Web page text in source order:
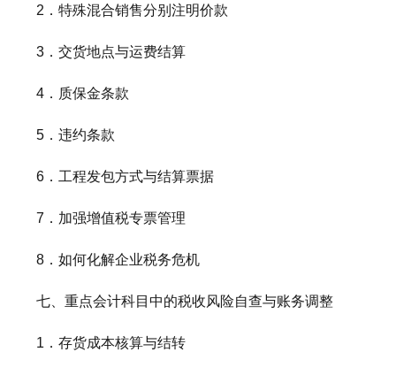
2．特殊混合销售分别注明价款
3．交货地点与运费结算
4．质保金条款
5．违约条款
6．工程发包方式与结算票据
7．加强增值税专票管理
8．如何化解企业税务危机
七、重点会计科目中的税收风险自查与账务调整
1．存货成本核算与结转